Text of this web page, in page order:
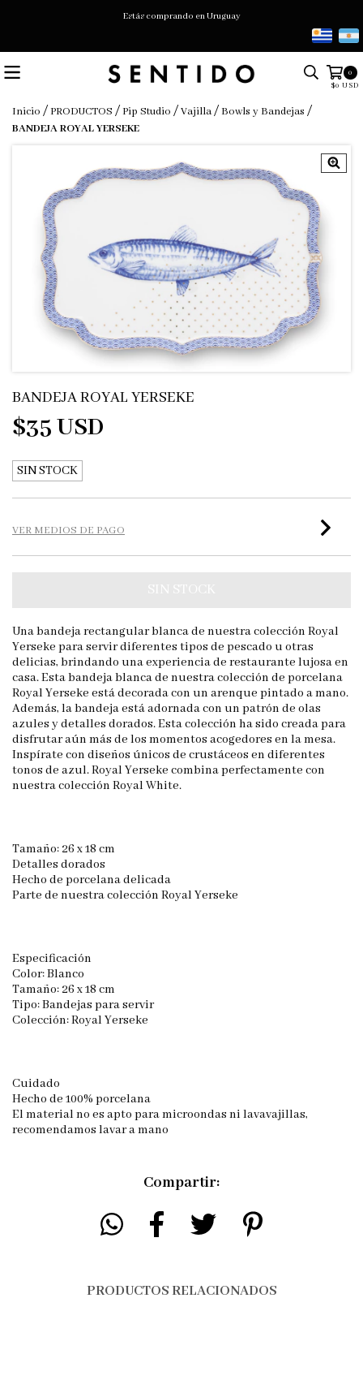
Estás comprando en Uruguay
0
$0 USD
Inicio /PRODUCTOS /Pip Studio /Vajilla/Bowls y Bandejas /
BANDEJA ROYAL YERSEKE
BANDEJA ROYAL YERSEKE
$35 USD
SIN STOCK
VER MEDIOS DE PAGO
Una bandeja rectangular blanca de nuestra colección Royal
Yerseke para servir diferentes tipos de pescado u otras
delicias, brindando una experiencia de restaurante lujosa en
casa. Esta bandeja blanca de nuestra colección de porcelana
Royal Yerseke está decorada con un arenque pintado a mano.
Además, la bandeja está adornada con un patrón de olas
azules y detalles dorados. Esta colección ha sido creada para
disfrutar aún más de los momentos acogedores en la mesa.
Inspírate con diseños únicos de crustáceos en diferentes
tonos de azul. Royal Yerseke combina perfectamente con
nuestra colección Royal White.
Tamaño: 26 x 18 cm
Detalles dorados
Hecho de porcelana delicada
Parte de nuestra colección Royal Yerseke
Especificación
Color: Blanco
Tamaño: 26 x 18 cm
Tipo: Bandejas para servir
Colección: Royal Yerseke
Cuidado
Hecho de 100% porcelana
El material no es apto para microondas ni lavavajillas,
recomendamos lavar a mano
Compartir:
PRODUCTOS RELACIONADOS